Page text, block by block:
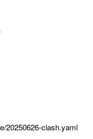
20250626-clash.yaml